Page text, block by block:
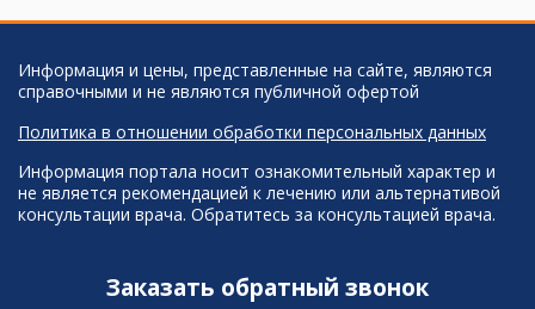
Информация и цены, представленные на сайте, являются
справочными и не являются публичной офертой
Политика в отношении обработки персональных данных
Информация портала носит ознакомительный характер и
не является рекомендацией к лечению или альтернативой
консультации врача. Обратитесь за консультацией врача.
Заказать обратный звонок